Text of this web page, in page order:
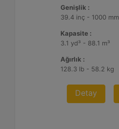
Genişlik :
39.4 inç - 1000 mm
Kapasite :
3.1 yd³ - 88.1 m³
Ağırlık :
128.3 lb - 58.2 kg
Detay